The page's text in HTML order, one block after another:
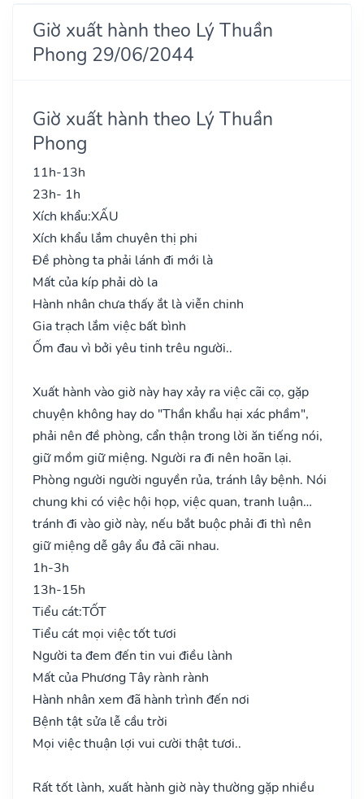
Giờ xuất hành theo Lý Thuần
Phong 29/06/2044
Giờ xuất hành theo Lý Thuần
Phong
11h-13h
23h- 1h
Xích khẩu:XẤU
Xích khẩu lắm chuyên thị phi
Đề phòng ta phải lánh đi mới là
Mất của kíp phải dò la
Hành nhân chưa thấy ắt là viễn chinh
Gia trạch lắm việc bất bình
Ốm đau vì bởi yêu tinh trêu người..
Xuất hành vào giờ này hay xảy ra việc cãi cọ, gặp
chuyện không hay do "Thần khẩu hại xác phầm",
phải nên đề phòng, cẩn thận trong lời ăn tiếng nói,
giữ mồm giữ miệng. Người ra đi nên hoãn lại.
Phòng người người nguyền rủa, tránh lây bệnh. Nói
chung khi có việc hội họp, việc quan, tranh luận…
tránh đi vào giờ này, nếu bắt buộc phải đi thì nên
giữ miệng dễ gây ẩu đả cãi nhau.
1h-3h
13h-15h
Tiểu cát:TỐT
Tiểu cát mọi việc tốt tươi
Người ta đem đến tin vui điều lành
Mất của Phương Tây rành rành
Hành nhân xem đã hành trình đến nơi
Bệnh tật sửa lễ cầu trời
Mọi việc thuận lợi vui cười thật tươi..
Rất tốt lành, xuất hành giờ này thường gặp nhiều